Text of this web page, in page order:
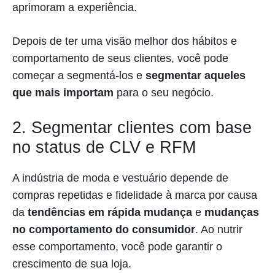
aprimoram a experiência.
Depois de ter uma visão melhor dos hábitos e
comportamento de seus clientes, você pode
começar a segmentá-los e segmentar aqueles
que mais importam para o seu negócio.
2. Segmentar clientes com base
no status de CLV e RFM
A indústria de moda e vestuário depende de
compras repetidas e fidelidade à marca por causa
da tendências em rápida mudança e mudanças
no comportamento do consumidor. Ao nutrir
esse comportamento, você pode garantir o
crescimento de sua loja.